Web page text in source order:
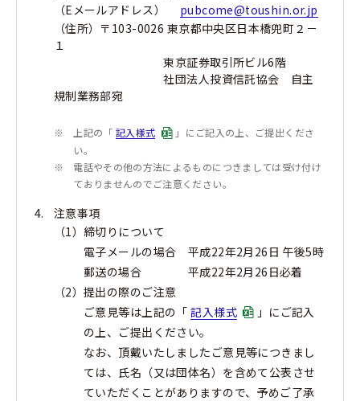
（Eメールアドレス） pubcome@toushin.or.jp
（住所）〒103-0026 東京都中央区日本橋兜町２－
１
東京証券取引所ビル6階
社団法人投資信託協会 自主
規制業務部宛
※ 上記の「 記入様式
」にご記入の上、ご提出くださ
い。
※
電話やその他の方法によるものにつきましては受け付け
ておりませんのでご注意ください。
注意事項
（1）締切りについて
電子メールの場合 平成22年2月26日 午後5時
郵送の場合 平成22年2月26日必着
（2）提出の際のご注意
ご意見等は上記の「 記入様式
」にご記入
の上、ご提出ください。
なお、頂戴いたしましたご意見等につきまし
ては、氏名（又は団体名）を含めて公表させ
ていただくことがありますので、予めご了承